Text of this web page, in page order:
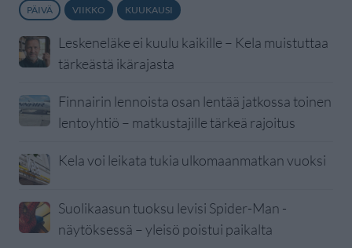
PÄIVÄ VIIKKO KUUKAUSI
Leskeneläke ei kuulu kaikille – Kela muistuttaa
tärkeästä ikärajasta
Finnairin lennoista osan lentää jatkossa toinen
lentoyhtiö – matkustajille tärkeä rajoitus
Kela voi leikata tukia ulkomaanmatkan vuoksi
Suolikaasun tuoksu levisi Spider-Man -
näytöksessä – yleisö poistui paikalta